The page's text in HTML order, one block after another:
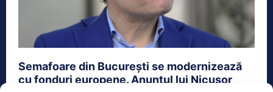
Semafoare din București se modernizează
cu fonduri europene. Anunțul lui Nicușor